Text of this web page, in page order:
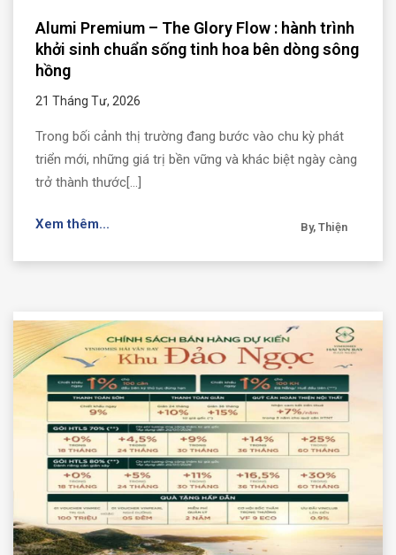
Alumi Premium – The Glory Flow : hành trình
khởi sinh chuẩn sống tinh hoa bên dòng sông
hồng
21 Tháng Tư, 2026
Trong bối cảnh thị trường đang bước vào chu kỳ phát
triển mới, những giá trị bền vững và khác biệt ngày càng
trở thành thước[...]
Xem thêm... By, Thiện